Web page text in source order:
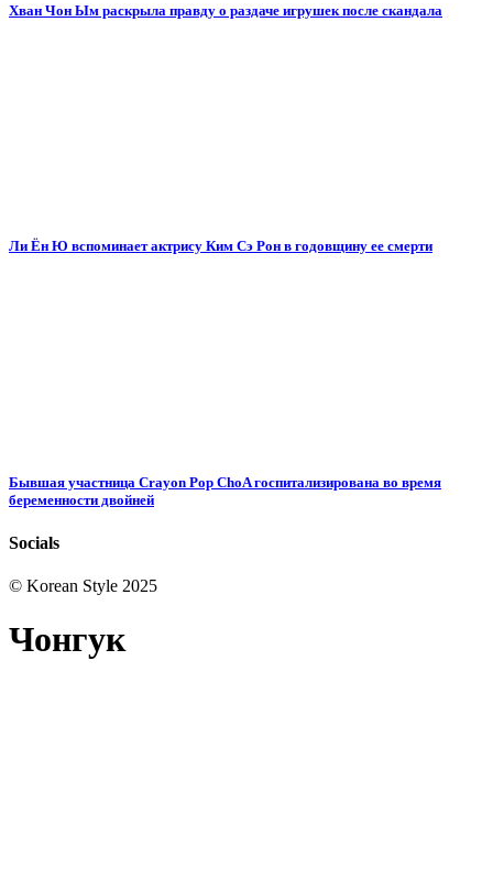
Хван Чон Ым раскрыла правду о раздаче игрушек после скандала
Ли Ён Ю вспоминает актрису Ким Сэ Рон в годовщину ее смерти
Бывшая участница Crayon Pop ChoA госпитализирована во время
беременности двойней
Socials
© Korean Style 2025
Чонгук